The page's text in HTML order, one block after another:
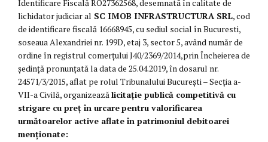
Identificare Fiscală RO27362568, desemnatã în calitate de
lichidator judiciar al SC IMOB INFRASTRUCTURA SRL, cod
de identificare fiscală 16668945, cu sediul social în Bucuresti,
soseaua Alexandriei nr. 199D, etaj 3, sector 5, având număr de
ordine în registrul comerţului J40/2369/2014,prin Încheierea de
ședință pronunţată la data de 25.04.2019, în dosarul nr.
24571/3/2015, aflat pe rolul Tribunalului București – Secţia a-
VII-a Civilă, organizeazălicitație publică competitivă cu
strigare cu preț în urcarepentru valorificarea
următoarelor active aflate în patrimoniul debitoarei
menționate: